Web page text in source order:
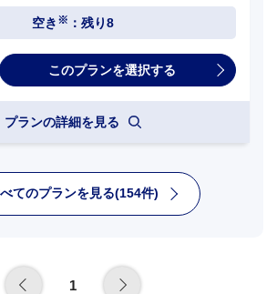
空き ※ ：残り8
プランの詳細を見る
てのプランを見る(154件)
1